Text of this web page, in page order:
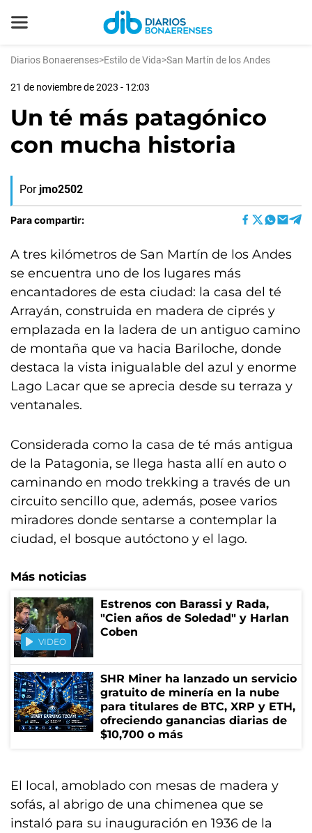
Diarios Bonaerenses>Estilo de Vida>San Martín de los Andes
21 de noviembre de 2023 - 12:03
Un té más patagónico
con mucha historia
Por jmo2502
Para compartir:
A tres kilómetros de San Martín de los Andes
se encuentra uno de los lugares más
encantadores de esta ciudad: la casa del té
Arrayán, construida en madera de ciprés y
emplazada en la ladera de un antiguo camino
de montaña que va hacia Bariloche, donde
destaca la vista inigualable del azul y enorme
Lago Lacar que se aprecia desde su terraza y
ventanales.
Considerada como la casa de té más antigua
de la Patagonia, se llega hasta allí en auto o
caminando en modo trekking a través de un
circuito sencillo que, además, posee varios
miradores donde sentarse a contemplar la
ciudad, el bosque autóctono y el lago.
Más noticias
VIDEO
Estrenos con Barassi y Rada,
"Cien años de Soledad" y Harlan
Coben
SHR Miner ha lanzado un servicio
gratuito de minería en la nube
para titulares de BTC, XRP y ETH,
ofreciendo ganancias diarias de
$10,700 o más
El local, amoblado con mesas de madera y
sofás, al abrigo de una chimenea que se
instaló para su inauguración en 1936 de la